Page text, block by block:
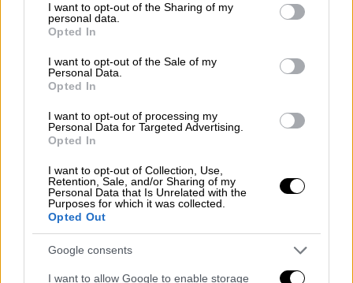
not limited to your visit or usage behaviour. You may click to
grant or deny consent to Google and its third-party tags to
use your data for below specified purposes in below Google
consent section.
I want to opt-out of the Sharing of my
personal data.
Opted In
I want to opt-out of the Sale of my
Personal Data.
Opted In
I want to opt-out of processing my
Personal Data for Targeted Advertising.
Opted In
I want to opt-out of Collection, Use,
Retention, Sale, and/or Sharing of my
Personal Data that Is Unrelated with the
Purposes for which it was collected.
Opted Out
Google consents
I want to allow Google to enable storage
εκστρατείας δυσφήμησης.
εκβιασμό, συκοφαντική δυσφήμηση και
δολιοφθορά
που στήριζε –κατά τον Μπαλντόνι– τους
ισχυρισμούς της Λάιβλι. Η συνολική αξίωση
της αγωγής ανερχόταν σε 400 εκατομμύρια
δολάρια, εκ των οποίων τα 250 εκατ.
αφορούσαν την εφημερίδα.
Ο δικαστής Λιούις Λίμαν απέρριψε την
αγωγή στις 9 Ιουνίου, κρίνοντας πως